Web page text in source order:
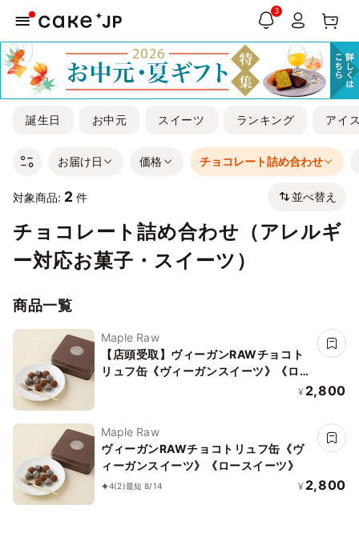
3
誕生日 お中元 スイーツ ランキング アイ
お届け日 価格 チョコレート詰め合わせ
対象商品: 2 件 並べ替え
チョコレート詰め合わせ（アレルギ
ー対応お菓子・スイーツ）
商品一覧
Maple Raw
【店頭受取】ヴィーガンRAWチョコト
リュフ缶《ヴィーガンスイーツ》《ロー
¥ 2,800
Maple Raw
ヴィーガンRAWチョコトリュフ缶《ヴ
ィーガンスイーツ》《ロースイーツ》
4(2)最短 8/14 ¥ 2,800